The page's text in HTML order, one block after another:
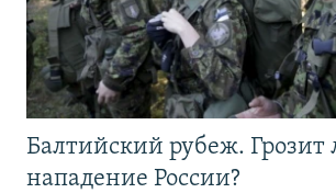
Балтийский рубеж. Грозит
нападение России?